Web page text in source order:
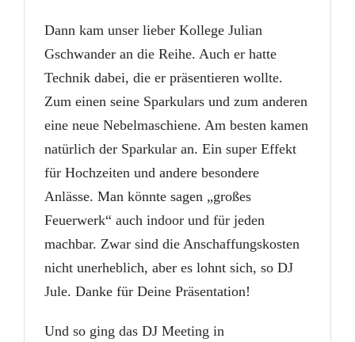
Dann kam unser lieber Kollege Julian
Gschwander an die Reihe. Auch er hatte
Technik dabei, die er präsentieren wollte.
Zum einen seine Sparkulars und zum anderen
eine neue Nebelmaschiene. Am besten kamen
natürlich der Sparkular an. Ein super Effekt
für Hochzeiten und andere besondere
Anlässe. Man könnte sagen „großes
Feuerwerk“ auch indoor und für jeden
machbar. Zwar sind die Anschaffungskosten
nicht unerheblich, aber es lohnt sich, so DJ
Jule. Danke für Deine Präsentation!
Und so ging das DJ Meeting in